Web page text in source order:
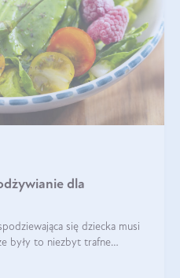
dla
się dziecka musi
były to niezbyt trafne